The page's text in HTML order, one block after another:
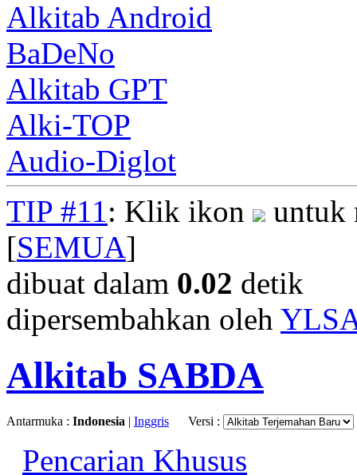
Alkitab Android
BaDeNo
Alkitab GPT
Alki-TOP
Audio-Diglot
TIP #11: Klik ikon
untuk
[SEMUA]
dibuat dalam 0.02 detik
dipersembahkan oleh
Alkitab SABDA
Antarmuka : Indonesia | Inggris Versi :
Pencarian Khusus